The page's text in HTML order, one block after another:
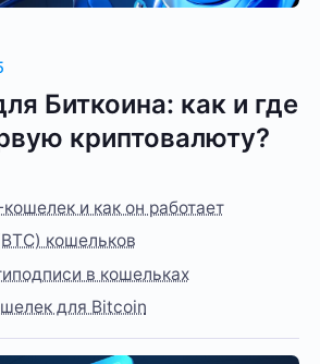
Биткоина: как и где
криптовалюту?
и как он работает
кошельков
в кошельках
для Bitcoin